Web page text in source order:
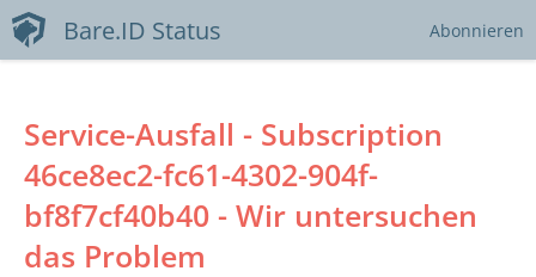
Bare.ID Status Abonnieren
Service-Ausfall - Subscription
46ce8ec2-fc61-4302-904f-
bf8f7cf40b40 - Wir untersuchen
das Problem